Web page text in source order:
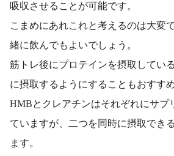
吸収させることが可能です。
こまめにあれこれと考えるのは大変
緒に飲んでもよいでしょう。
筋トレ後にプロテインを摂取してい
に摂取するようにすることもおすすめ
HMBとクレアチンはそれぞれにサプ
ていますが、二つを同時に摂取でき
ます。